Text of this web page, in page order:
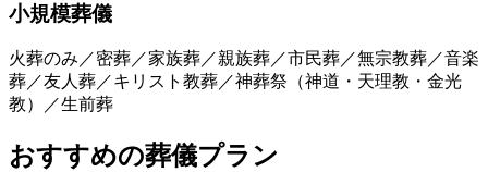
小規模葬儀
火葬のみ／密葬／家族葬／親族葬／市民葬／無宗教葬／音楽
葬／友人葬／キリスト教葬／神葬祭（神道・天理教・金光
教）／生前葬
おすすめの葬儀プラン